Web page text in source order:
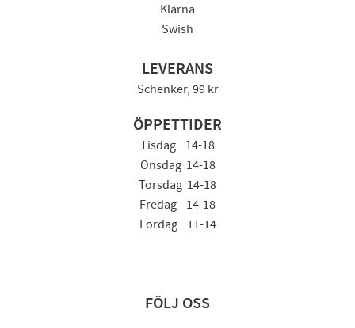
Klarna
Swish
LEVERANS
Schenker, 99 kr
ÖPPETTIDER
Tisdag 14-18
Onsdag 14-18
Torsdag 14-18
Fredag 14-18
Lördag 11-14
FÖLJ OSS